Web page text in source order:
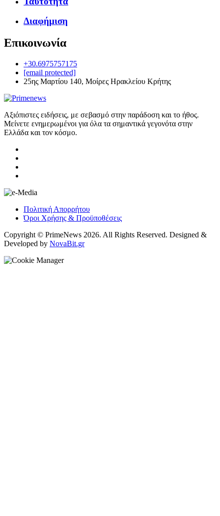
Διαφήμιση
Επικοινωνία
+30.6975757175
[email protected]
25ης Μαρτίου 140, Μοίρες Ηρακλείου Κρήτης
Αξιόπιστες ειδήσεις, με σεβασμό στην παράδοση και το ήθος.
Μείνετε ενημερωμένοι για όλα τα σημαντικά γεγονότα στην
Ελλάδα και τον κόσμο.
Πολιτική Απορρήτου
Όροι Χρήσης & Προϋποθέσεις
Copyright © PrimeNews 2026. All Rights Reserved. Designed &
Developed by NovaBit.gr